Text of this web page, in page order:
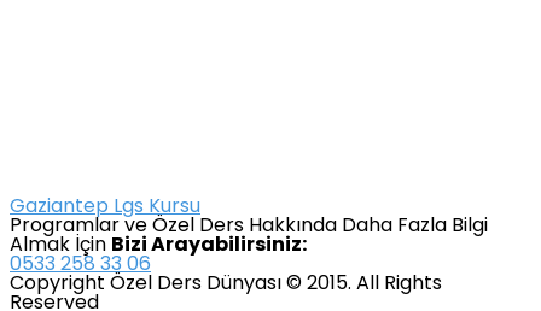
Gaziantep Lgs Kursu
Programlar ve Özel Ders Hakkında Daha Fazla Bilgi
Almak İçin Bizi Arayabilirsiniz:
0533 258 33 06
Copyright Özel Ders Dünyası © 2015. All Rights
Reserved